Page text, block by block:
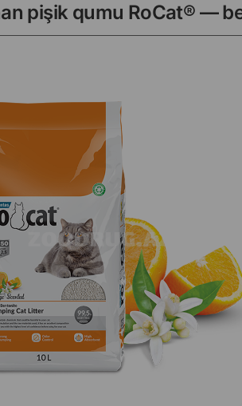
pişik qumu RoCat® —